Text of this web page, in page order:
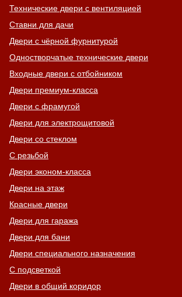
Технические двери с вентиляцией
Ставни для дачи
Двери с чёрной фурнитурой
Одностворчатые технические двери
Входные двери с отбойником
Двери премиум-класса
Двери с фрамугой
Двери для электрощитовой
Двери со стеклом
С резьбой
Двери эконом-класса
Двери на этаж
Красные двери
Двери для гаража
Двери для бани
Двери специального назначения
С подсветкой
Двери в общий коридор